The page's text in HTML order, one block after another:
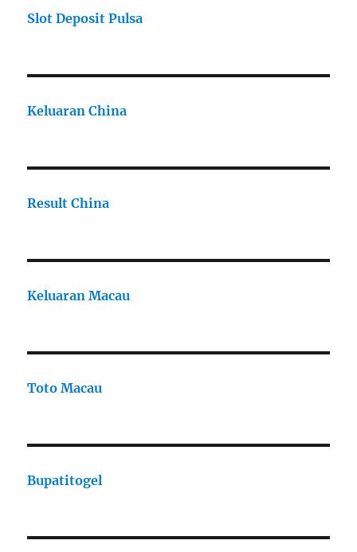
Slot Deposit Pulsa
Keluaran China
Result China
Keluaran Macau
Toto Macau
Bupatitogel